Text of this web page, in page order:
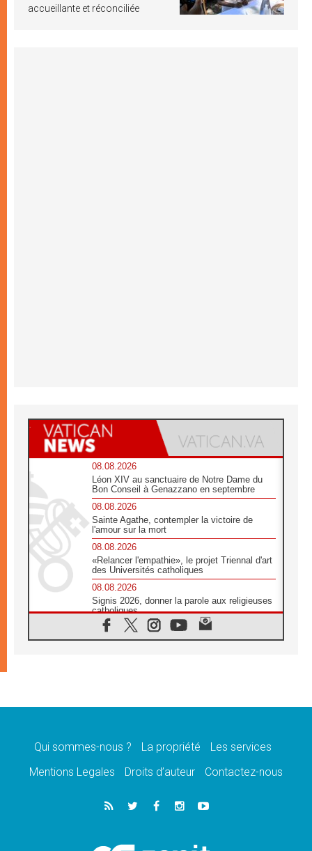
accueillante et réconciliée
08.08.2026
Léon XIV au sanctuaire de Notre Dame du
Bon Conseil à Genazzano en septembre
08.08.2026
Sainte Agathe, contempler la victoire de
l'amour sur la mort
08.08.2026
«Relancer l'empathie», le projet Triennal d'art
des Universités catholiques
08.08.2026
Signis 2026, donner la parole aux religieuses
catholiques
08.08.2026
Au Bangladesh, l'Église accompagne les
07.08.2026
07.08.2026
le cardinal Parolin
En Colombie, «la paix ne s'achète pas avec
une signature»
Le programme du voyage apostolique du
Qui sommes-nous ? La propriété
Les services
Mentions Legales
Droits d’auteur Contactez-nous